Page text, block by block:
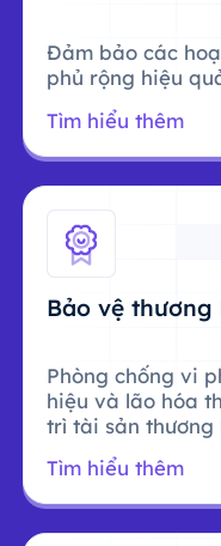
Đảm bảo các
phủ rộng hiệu
Tìm hiểu thêm
Bảo vệ thương
Phòng chống vi
hiệu và lão hóa
trì tài sản
Tìm hiểu thêm